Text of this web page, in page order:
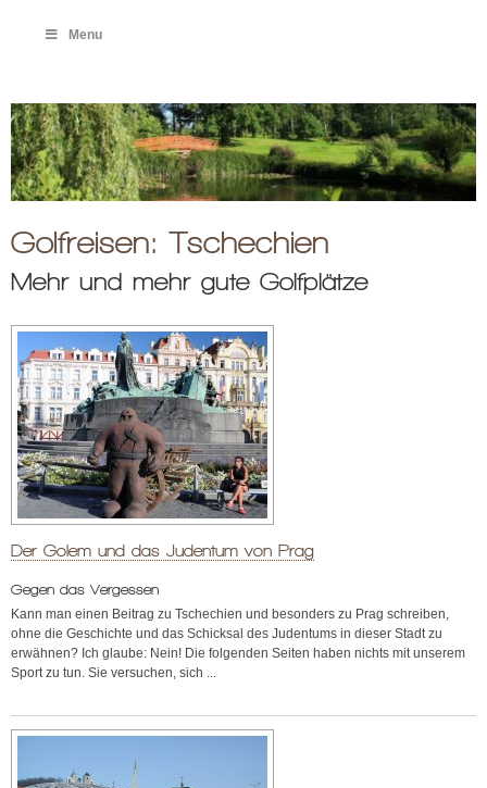
Menu
Golfreisen: Tschechien
Mehr und mehr gute Golfplätze
Der Golem und das Judentum von Prag
Gegen das Vergessen
Kann man einen Beitrag zu Tschechien und besonders zu Prag schreiben,
ohne die Geschichte und das Schicksal des Judentums in dieser Stadt zu
erwähnen? Ich glaube: Nein! Die folgenden Seiten haben nichts mit unserem
Sport zu tun. Sie versuchen, sich ...